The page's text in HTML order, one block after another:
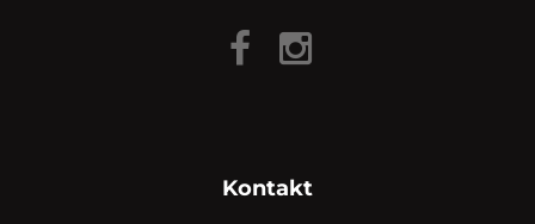
Kontakt